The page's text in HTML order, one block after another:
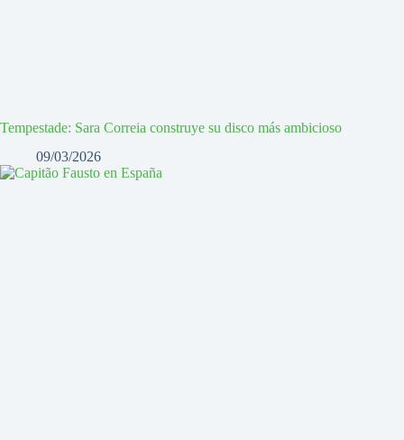
Tempestade: Sara Correia construye su disco más ambicioso
09/03/2026